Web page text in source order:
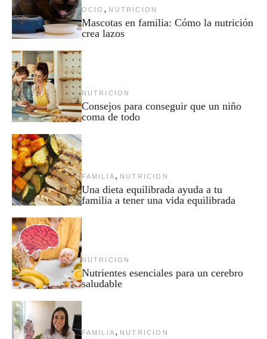
OCIO , NUTRICION
Mascotas en familia: Cómo la nutrición
crea lazos
NUTRICION
Consejos para conseguir que un niño
coma de todo
FAMILIA , NUTRICION
Una dieta equilibrada ayuda a tu
familia a tener una vida equilibrada
NUTRICION
Nutrientes esenciales para un cerebro
saludable
FAMILIA , NUTRICION